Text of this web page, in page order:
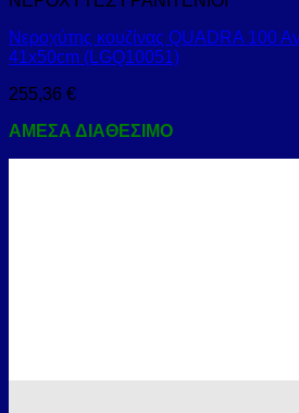
Νεροχύτης κουζίνας QUADRA 100
41x50cm (LGQ10051)
255,36 €
ΑΜΕΣΑ ΔΙΑΘΕΣΙΜΟ